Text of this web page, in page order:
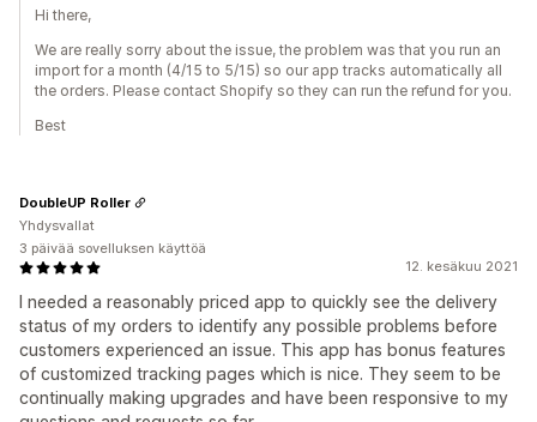
Hi there,
We are really sorry about the issue, the problem was that you run an
import for a month (4/15 to 5/15) so our app tracks automatically all
the orders. Please contact Shopify so they can run the refund for you.
Best
12. kesäkuu 2021
I needed a reasonably priced app to quickly see the delivery
status of my orders to identify any possible problems before
customers experienced an issue. This app has bonus features
of customized tracking pages which is nice. They seem to be
continually making upgrades and have been responsive to my
DoubleUP Roller
Yhdysvallat
3 päivää sovelluksen käyttöä